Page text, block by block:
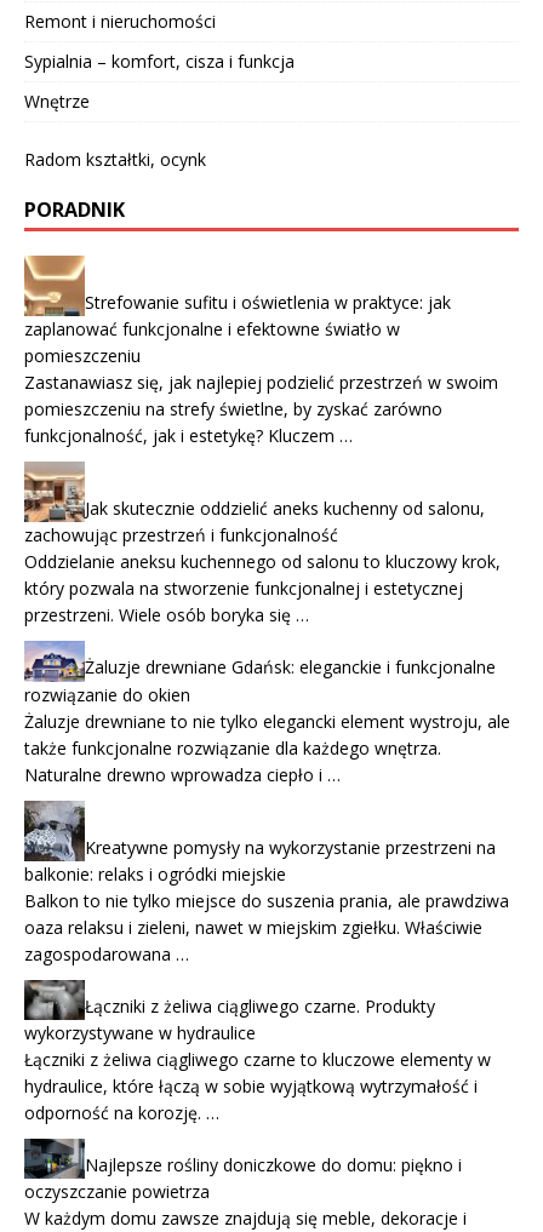
Remont i nieruchomości
Sypialnia – komfort, cisza i funkcja
Wnętrze
Radom kształtki, ocynk
PORADNIK
Strefowanie sufitu i oświetlenia w praktyce: jak
zaplanować funkcjonalne i efektowne światło w
pomieszczeniu
Zastanawiasz się, jak najlepiej podzielić przestrzeń w swoim
pomieszczeniu na strefy świetlne, by zyskać zarówno
funkcjonalność, jak i estetykę? Kluczem …
Jak skutecznie oddzielić aneks kuchenny od salonu,
zachowując przestrzeń i funkcjonalność
Oddzielanie aneksu kuchennego od salonu to kluczowy krok,
który pozwala na stworzenie funkcjonalnej i estetycznej
przestrzeni. Wiele osób boryka się …
Żaluzje drewniane Gdańsk: eleganckie i funkcjonalne
rozwiązanie do okien
Żaluzje drewniane to nie tylko elegancki element wystroju, ale
także funkcjonalne rozwiązanie dla każdego wnętrza.
Naturalne drewno wprowadza ciepło i …
Kreatywne pomysły na wykorzystanie przestrzeni na
balkonie: relaks i ogródki miejskie
Balkon to nie tylko miejsce do suszenia prania, ale prawdziwa
oaza relaksu i zieleni, nawet w miejskim zgiełku. Właściwie
zagospodarowana …
Łączniki z żeliwa ciągliwego czarne. Produkty
wykorzystywane w hydraulice
Łączniki z żeliwa ciągliwego czarne to kluczowe elementy w
hydraulice, które łączą w sobie wyjątkową wytrzymałość i
odporność na korozję. …
Najlepsze rośliny doniczkowe do domu: piękno i
oczyszczanie powietrza
W każdym domu zawsze znajdują się meble, dekoracje i